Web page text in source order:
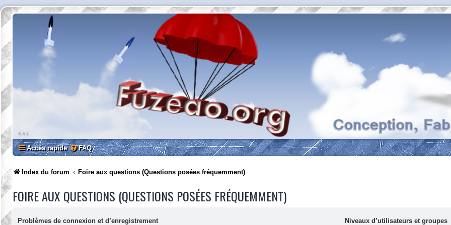
Accès rapide FAQ
Index du forum Foire aux questions (Questions posées fréquemment)
FOIRE AUX QUESTIONS (QUESTIONS POSÉES FRÉQUEMMENT)
Problèmes de connexion et d’enregistrement
Niveaux d’utilisateurs et groupes